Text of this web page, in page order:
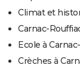
Climat et
Carnac-
Ecole à
Crèches à